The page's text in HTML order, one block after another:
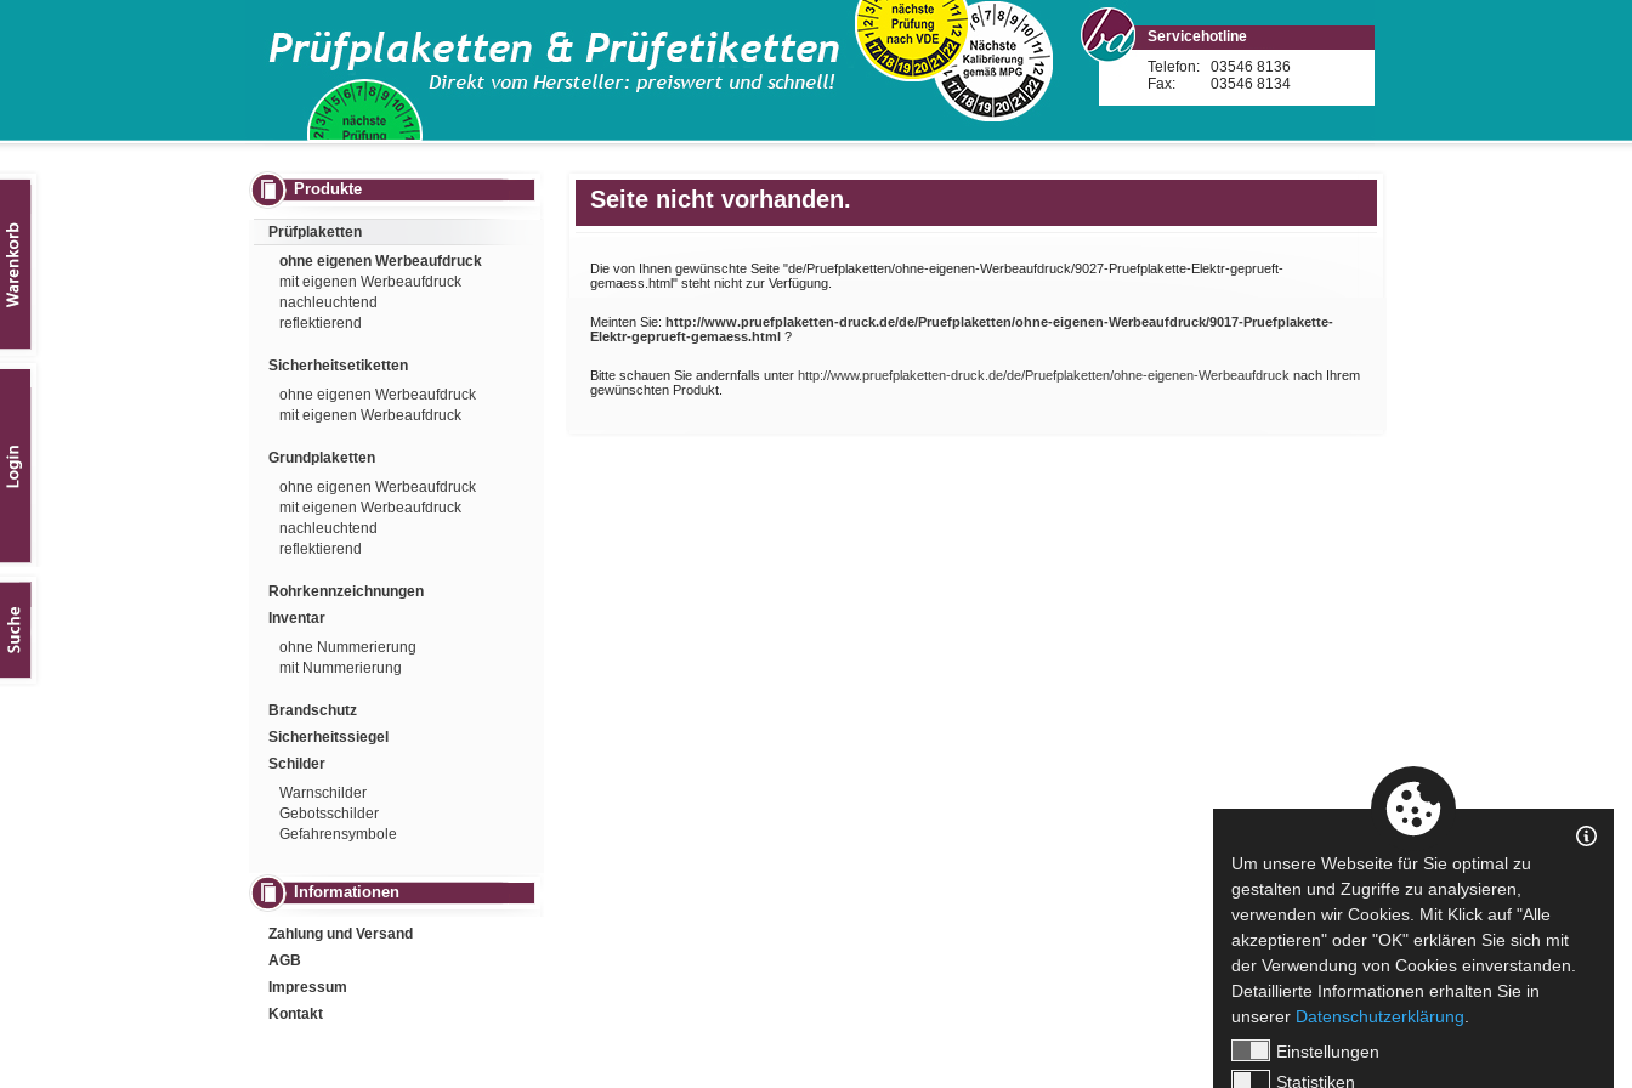
Servicehotline
Telefon: 03546 8136
Fax:
03546 8134
Produkte
Prüfplaketten
ohne eigenen Werbeaufdruck
mit eigenen Werbeaufdruck
nachleuchtend
reflektierend
Sicherheitsetiketten
ohne eigenen Werbeaufdruck
mit eigenen Werbeaufdruck
Grundplaketten
ohne eigenen Werbeaufdruck
mit eigenen Werbeaufdruck
nachleuchtend
reflektierend
Rohrkennzeichnungen
Inventar
ohne Nummerierung
mit Nummerierung
Brandschutz
Sicherheitssiegel
Schilder
Warnschilder
Gebotsschilder
Gefahrensymbole
Informationen
Zahlung und Versand
AGB
Impressum
Kontakt
Seite nicht vorhanden.
Die von Ihnen gewünschte Seite "de/Pruefplaketten/ohne-eigenen-Werbeaufdruck/9027-Pruefplakette-Elektr-geprueft-
gemaess.html" steht nicht zur Verfügung.
Meinten Sie: http://www.pruefplaketten-druck.de/de/Pruefplaketten/ohne-eigenen-Werbeaufdruck/9017-Pruefplakette-
Elektr-geprueft-gemaess.html ?
Bitte schauen Sie andernfalls unter http://www.pruefplaketten-druck.de/de/Pruefplaketten/ohne-eigenen-Werbeaufdruck nach Ihrem
gewünschten Produkt.
Um unsere Webseite für Sie optimal zu
gestalten und Zugriffe zu analysieren,
verwenden wir Cookies. Mit Klick auf "Alle
akzeptieren" oder "OK" erklären Sie sich mit
der Verwendung von Cookies einverstanden.
Detaillierte Informationen erhalten Sie in
unserer Datenschutzerklärung
Einstellungen
Statistiken